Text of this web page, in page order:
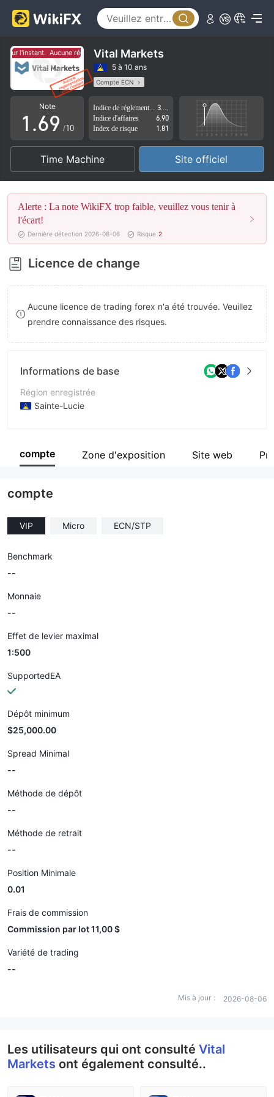
l'instant. Aucune réglementation pour l'instant.
Vital Markets
5 à 10 ans
Compte ECN
Licence de réglementation suspectée
Région d'affaires suspectée
Risque élevé potentiel
Note
0
1
2
3
4
5
6
7
8
9
.
2
3
4
5
6
7
8
9
5
6
7
8
9 /10
Indice d'affaires
6.90
Index de risque
1.81
Time Machine Site officiel
Alerte : La note WikiFX trop faible, veuillez vous tenir à
l'écart!
Dernière détection 2026-08-06 Risque 2
Licence de change
Aucune licence de trading forex n'a été trouvée. Veuillez
prendre connaissance des risques.
Informations de base
Région enregistrée
Sainte-Lucie
Société
compte Zone d'exposition Site web
compte
VIP Micro ECN/STP
Benchmark
--
Monnaie
--
Effet de levier maximal
1:500
SupportedEA
Dépôt minimum
$25,000.00
Spread Minimal
--
Méthode de dépôt
--
Méthode de retrait
--
Position Minimale
0.01
Frais de commission
Commission par lot 11,00 $
Variété de trading
--
Mis à jour： 2026-08-06
Les utilisateurs qui ont consulté Vital
Markets ont également consulté..